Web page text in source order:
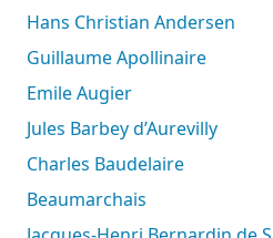
Hans Christian Andersen
Guillaume Apollinaire
Emile Augier
Jules Barbey d’Aurevilly
Charles Baudelaire
Beaumarchais